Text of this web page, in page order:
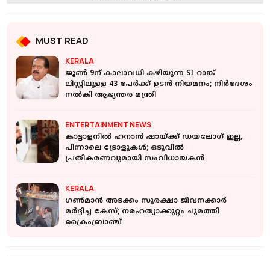
MUST READ
KERALA
ജൂൺ 9ന് കാലാവധി കഴിയുന്ന SI റാങ്ക്
ലിസ്റ്റിലുളള 43 പേർക്ക് ഉടൻ നിയമനം; നിർദേശം
നൽകി ആഭ്യന്തര മന്ത്രി
ENTERTAINMENT NEWS
കാട്ടാളനിൽ ഹനാന്‍ ഷായ്ക്ക് ഡയലോഗ് ഇല്ല,
പിന്നാലെ ട്രോളുകൾ; ഒടുവിൽ
പ്രതികരണവുമായി സംവിധായകൻ
KERALA
ഗണ്‍മാന്‍ അടക്കം സുരക്ഷാ ജീവനക്കാര്‍
മര്‍ദ്ദിച്ച കേസ്; നരഹത്യാക്കുറ്റം ചുമത്തി
ക്രൈംബ്രാഞ്ച്